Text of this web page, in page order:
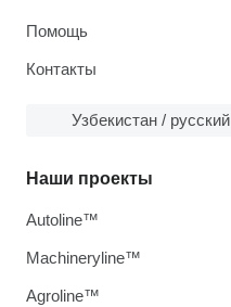
Помощь
Контакты
Узбекистан / русский
Наши проекты
Autoline™
Machineryline™
Agroline™